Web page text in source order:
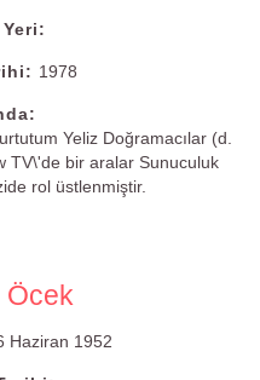
1978
Yeliz Doğramacılar (d.
TV\'de bir aralar Sunuculuk
rol üstlenmiştir.
Öcek
Haziran 1952